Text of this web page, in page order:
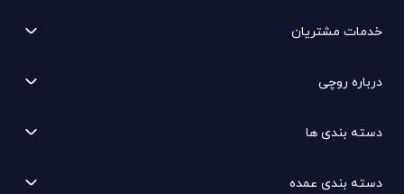
خدمات مشتریان
درباره روچی
دسته بندی ها
دسته بندی عمده